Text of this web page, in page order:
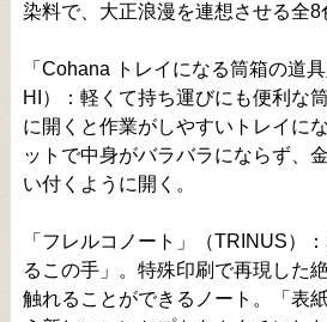
染料で、大正浪漫を連想させる全8
「Cohana トレイになる筒箱の道
HI）：軽くて持ち運びにも便利な
に開くと作業がしやすいトレイに
ットで中身がバラバラにならず、
い付くように開く。
「フレルコノート」（TRINUS）
るこの手」。特殊印刷で再現した
触れることができるノート。「表